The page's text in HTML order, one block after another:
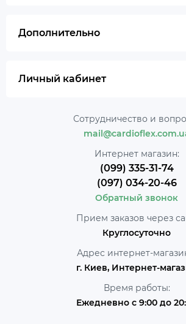
Дополнительно
Личный кабинет
Сотрудничество и
Интернет магазин:
(099) 335-31-74
(097) 034-20-46
Обратный звонок
Прием заказов через
Круглосуточно
Адрес интернет-
г. Киев, Интернет-
Время работы:
Ежедневно с 9:00 до